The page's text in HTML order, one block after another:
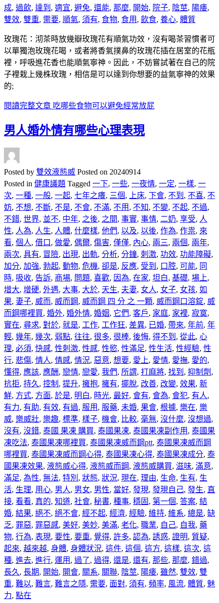
成, 過飲, 達到 , 適宜, 避免, 還能, 那麼, 開始, 院子, 陰莖, 陽痿,
雙效, 雙重, 需要, 順氣, 須有, 食物, 食用 , 飲食, 養心, 體質
玫瑰花：沏茶時放幾瓣玫瑰花有順氣功效，沒有喝茶習慣者可
以單獨泡玫瑰花喝，或者將香氣撲鼻的玫瑰花插在居室的花瓶
裡，呼吸進花香也能順氣寧神。因此，不妨嘗試著在自己的院
子裡栽上幾株玫瑰，相信是可以達到你想要的益氣寧神的效果
的;
閱讀完整文章 吃哪些食物可以避免經常放屁
男人婚外情有哪些心理表現
Posted by 雙效液態威 Posted on 20240914
Posted in 健康議題 Tagged 一下, 一些, 一夜情, 一定, 一樣, 一
次, 一種, 一般, 一起, 七年之癢, 三個, 上床, 下會, 不到 , 不喜, 不
妨, 不想, 不斷, 不是, 不會, 不滿, 不用 , 不知, 不變, 不起, 不過,
不錯, 世界, 並不, 中年, 之後, 之間, 事實, 事情, 二奶, 享受, 人
性, 人為, 人生, 人體, 什麼樣, 他們, 以及, 以後, 作為, 作祟, 來
看, 個人, 借口 , 做愛, 偶爾, 傷害, 僅僅, 內心, 兩三, 兩個, 兩年,
兩次, 具有, 冒險, 出現, 出軌, 分析, 分鐘, 刺激, 功效, 功能障礙,
加分, 加強, 勃起, 動物, 危機, 卻是, 反應, 受到 , 口腔, 可能, 同
時, 吸收, 告訴, 商場, 問題, 喜歡, 因為, 在家, 坦白, 基礎, 場上,
增大, 增硬, 外遇, 大事, 大於, 天生, 夫妻, 女人, 女子, 女孩, 如
果, 妻子, 威而, 威而鋼, 威而鋼 四 分 之 一顆, 威而鋼口溶錠, 威
而鋼哪裡買, 婚外, 婚外情, 婚姻, 它們, 客戶, 家庭, 家裡, 寂寞,
實在, 尋求, 對於, 就是, 工作, 工作狂, 差異, 已婚, 帶來, 年前, 年
輕, 幾年, 幾次, 弱點, 往往, 很多, 很棒, 後悔, 得不到 , 從此, 心
理, 必須, 快感, 性刺激, 性感, 性慾, 性滿足, 性生活, 性經驗, 性
行, 悲傷, 情人, 情感, 情況, 惡意, 想要, 愛上, 愛情, 愛撫, 愛的,
懂得, 應該, 應酬, 戀情, 戀愛, 我們, 所謂, 打麻將, 找到 , 抑制劑 ,
抗拒, 持久 , 控制 , 提升, 擁抱, 擁有, 擺脫, 改善, 改變, 效果, 新
鮮, 方式, 方面, 於是, 明白, 時光, 最好, 會有, 會為, 會犯, 有人,
有力, 有助, 有效, 有過, 服用 , 服藥, 未婚, 果會, 根據, 樂在, 樂
威, 樂威壯, 樂趣, 標準, 樣子, 機會, 比較, 毫無, 沒什麼, 沒想過,
沒有, 沒錯, 泰國 果凍 購買, 泰國果凍, 泰國果凍副作用 , 泰國果
凍吃法, 泰國果凍哪裡買, 泰國果凍威而鋼ptt, 泰國果凍威而鋼
哪裡買, 泰國果凍威而鋼心得, 泰國果凍心得, 泰國果凍成分, 泰
國果凍效果, 液態威心得, 液態威而鋼, 液態威購買, 滋味, 滿意,
滿足, 為性, 無法, 特別 , 狀態, 狀況, 現在, 理由, 生命, 生有, 生
活, 生理, 用心, 男人, 男女, 男性, 當好, 發現, 發現自己, 發生, 直
接, 看看, 真的, 知道, 社會, 秘書, 種事, 穩固 , 第一個, 答案, 結
婚, 結果, 絕不, 絕不會, 經不起, 經濟, 經驗, 維持, 維系, 總是, 缺
乏, 罪惡, 罪惡感, 美好, 美妙, 美滿, 老化, 職業, 自己, 自我, 藥
物, 行為, 表現, 要性, 要重, 覺得, 許多, 認為, 誘惑, 證明, 質疑,
起來, 越來越, 身體, 身體狀況, 這件, 這個, 這方, 這樣, 這次, 這
種, 進去, 進行, 運用 , 過了, 過得, 還是, 還有, 那些, 那麼, 錯過,
長久 , 長期, 開始, 開會, 關系, 關聯, 陰莖, 陽痿, 雖然, 雙效, 雙
重, 難以, 難言, 難言之隱, 需要, 面對, 須有, 頻率, 風流, 體質, 魅
力, 點在